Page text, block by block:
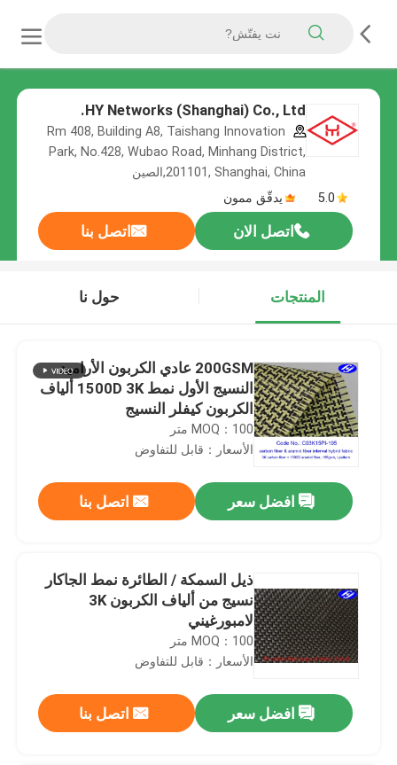
HY Networks (Shanghai) Co., Ltd.
Rm 408, Building A8, Taishang Innovation
Park, No.428, Wubao Road, Minhang District,
201101, Shanghai, China,الصين
5.0
يدقّق ممون
اتصل الان اتصل بنا
المنتجات حول نا
200GSM عادي الكربون الأراميد
النسيج الأول نمط 1500D 3K ألياف
الكربون كيفلر النسيج
MOQ：100 متر
الأسعار：قابل للتفاوض
افضل سعر اتصل بنا
ذيل السمكة / الطائرة نمط الجاكار
نسيج من ألياف الكربون 3K
لامبورغيني
MOQ：100 متر
الأسعار：قابل للتفاوض
افضل سعر اتصل بنا